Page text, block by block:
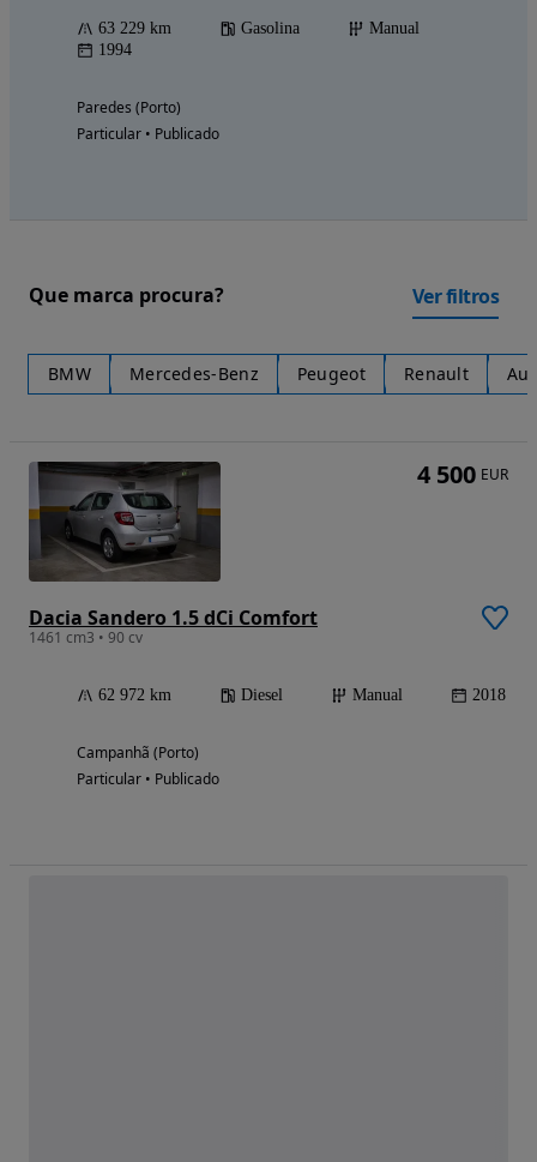
63 229 km Gasolina
Manual
1994
Paredes (Porto)
Particular • Publicado
Que marca procura? Ver filtros
BMW Mercedes-Benz Peugeot Renault
Dacia Sandero 1.5 dCi Comfort
1461 cm3 • 90 cv
62 972 km Diesel Manual 2018
Campanhã (Porto)
Particular • Publicado
4 500 EUR